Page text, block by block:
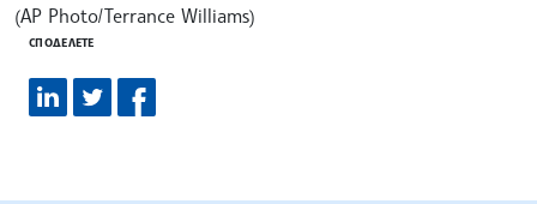
(AP Photo/Terrance Williams)
СПОДЕЛЕТЕ